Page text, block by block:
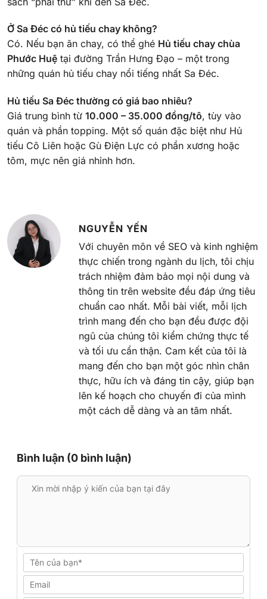
Ở Sa Đéc có hủ tiếu chay không?
Có. Nếu bạn ăn chay, có thể ghé Hủ tiếu chay chùa
Phước Huệ tại đường Trần Hưng Đạo – một trong
những quán hủ tiếu chay nổi tiếng nhất Sa Đéc.
Hủ tiếu Sa Đéc thường có giá bao nhiêu?
Giá trung bình từ 10.000 – 35.000 đồng/tô, tùy vào
quán và phần topping. Một số quán đặc biệt như Hủ
tiếu Cô Liên hoặc Gù Điện Lực có phần xương hoặc
tôm, mực nên giá nhỉnh hơn.
NGUYỄN YẾN
Với chuyên môn về SEO và kinh nghiệm
thực chiến trong ngành du lịch, tôi chịu
trách nhiệm đảm bảo mọi nội dung và
thông tin trên website đều đáp ứng tiêu
chuẩn cao nhất. Mỗi bài viết, mỗi lịch
trình mang đến cho bạn đều được đội
ngũ của chúng tôi kiểm chứng thực tế
và tối ưu cẩn thận. Cam kết của tôi là
mang đến cho bạn một góc nhìn chân
thực, hữu ích và đáng tin cậy, giúp bạn
lên kế hoạch cho chuyến đi của mình
một cách dễ dàng và an tâm nhất.
Bình luận (0 bình luận)